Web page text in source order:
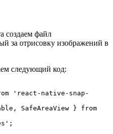
создаем файл
за отрисовку изображений в
следующий код:
'react-native-snap-
SafeAreaView } from